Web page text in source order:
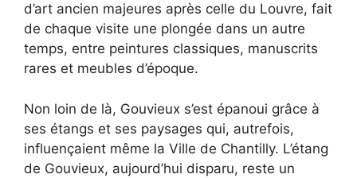
d’art ancien majeures après celle du Louvre, fait
de chaque visite une plongée dans un autre
temps, entre peintures classiques, manuscrits
rares et meubles d’époque.
Non loin de là, Gouvieux s’est épanoui grâce à
ses étangs et ses paysages qui, autrefois,
influençaient même la Ville de Chantilly. L’étang
de Gouvieux, aujourd’hui disparu, reste un